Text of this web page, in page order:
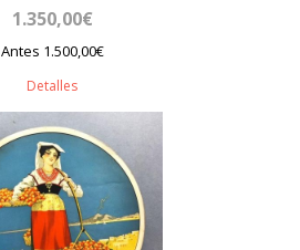
1.350,00€
Antes 1.500,00€
Detalles